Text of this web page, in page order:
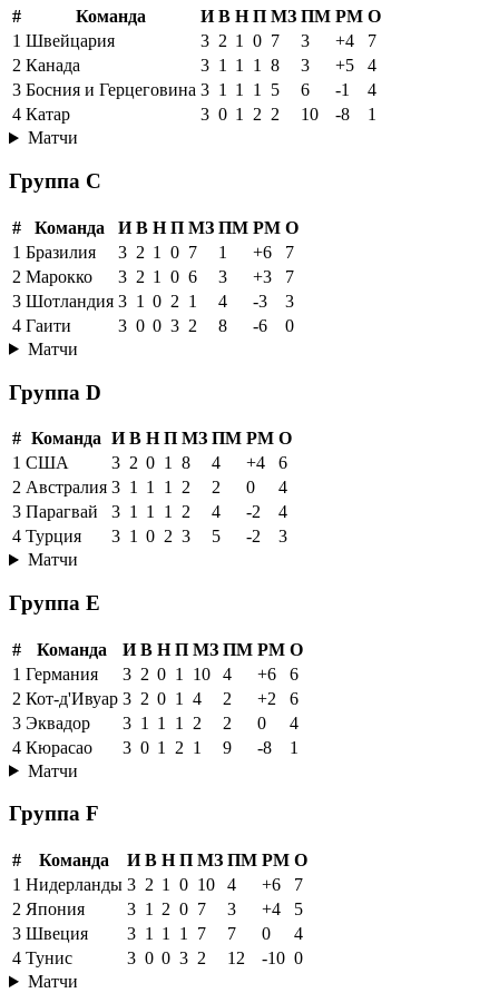
# Команда И В Н П МЗ ПМ РМ О
1 Швейцария 3 2 1 0 7 3 +4
7
2 Канада 3 1 1 1 8 3 +5
4
3 Босния и Герцеговина 3 1 1 1 5 6 -1
4
4 Катар 3 0 1 2 2 10 -8
1
Матчи
Группа C
# Команда И В Н П МЗ ПМ РМ О
1 Бразилия 3 2 1 0 7 1 +6
7
2 Марокко 3 2 1 0 6 3 +3
7
3 Шотландия 3 1 0 2 1 4 -3
3
4 Гаити 3 0 0 3 2 8 -6
0
Матчи
Группа D
# Команда И В Н П МЗ ПМ РМ О
1 США 3 2 0 1 8 4 +4
6
2 Австралия 3 1 1 1 2 2 0
4
3 Парагвай 3 1 1 1 2 4 -2
4
4 Турция 3 1 0 2 3 5 -2
3
Матчи
Группа E
# Команда И В Н П МЗ ПМ РМ О
1 Германия 3 2 0 1 10 4 +6
6
2 Кот-д'Ивуар 3 2 0 1 4 2 +2
6
3 Эквадор 3 1 1 1 2 2 0
4
4 Кюрасао 3 0 1 2 1 9 -8
1
Матчи
Группа F
# Команда И В Н П МЗ ПМ РМ О
1 Нидерланды 3 2 1 0 10 4 +6
7
2 Япония 3 1 2 0 7 3 +4
5
3 Швеция 3 1 1 1 7 7 0
4
4 Тунис 3 0 0 3 2 12 -10 0
Матчи